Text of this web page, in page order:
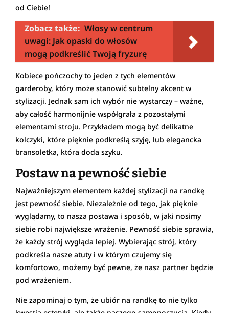
od Ciebie!
Zobacz także: Włosy w centrum
uwagi: Jak opaski do włosów
mogą podkreślić Twoją fryzurę
Kobiece pończochy to jeden z tych elementów
garderoby, który może stanowić subtelny akcent w
stylizacji. Jednak sam ich wybór nie wystarczy – ważne,
aby całość harmonijnie współgrała z pozostałymi
elementami stroju. Przykładem mogą być delikatne
kolczyki, które pięknie podkreślą szyję, lub elegancka
bransoletka, która doda szyku.
Postaw na pewność siebie
Najważniejszym elementem każdej stylizacji na randkę
jest pewność siebie. Niezależnie od tego, jak pięknie
wyglądamy, to nasza postawa i sposób, w jaki nosimy
siebie robi największe wrażenie. Pewność siebie sprawia,
że każdy strój wygląda lepiej. Wybierając strój, który
podkreśla nasze atuty i w którym czujemy się
komfortowo, możemy być pewne, że nasz partner będzie
pod wrażeniem.
Nie zapominaj o tym, że ubiór na randkę to nie tylko